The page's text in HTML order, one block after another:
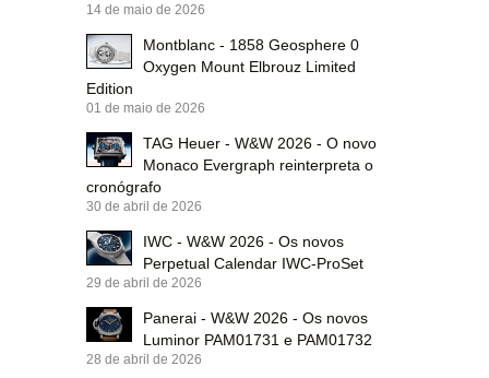
14 de maio de 2026
Montblanc - 1858 Geosphere 0
Oxygen Mount Elbrouz Limited
Edition
01 de maio de 2026
TAG Heuer - W&W 2026 - O novo
Monaco Evergraph reinterpreta o
cronógrafo
30 de abril de 2026
IWC - W&W 2026 - Os novos
Perpetual Calendar IWC-ProSet
29 de abril de 2026
Panerai - W&W 2026 - Os novos
Luminor PAM01731 e PAM01732
28 de abril de 2026